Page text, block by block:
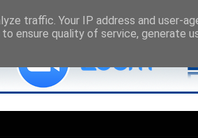
traffic. Your IP address and user-
ensure quality of service, generate